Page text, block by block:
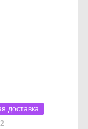
доставка
2